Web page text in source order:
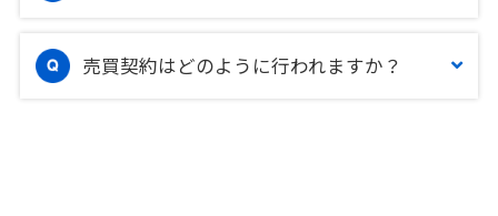
売買契約はどのように行われますか？